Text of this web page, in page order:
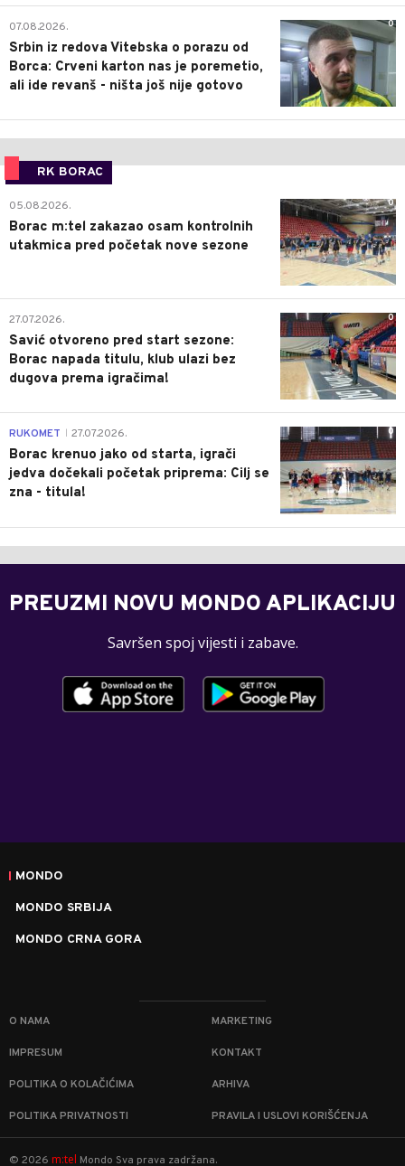
0
07.08.2026.
Srbin iz redova Vitebska o porazu od
Borca: Crveni karton nas je poremetio,
ali ide revanš - ništa još nije gotovo
RK BORAC
0
05.08.2026.
Borac m:tel zakazao osam kontrolnih
utakmica pred početak nove sezone
0
27.07.2026.
Savić otvoreno pred start sezone:
Borac napada titulu, klub ulazi bez
dugova prema igračima!
0
RUKOMET 27.07.2026.
Borac krenuo jako od starta, igrači
jedva dočekali početak priprema: Cilj se
zna - titula!
PREUZMI NOVU MONDO APLIKACIJU
Savršen spoj vijesti i zabave.
MONDO
MONDO SRBIJA
MONDO CRNA GORA
O NAMA MARKETING
IMPRESUM KONTAKT
POLITIKA O KOLAČIĆIMA ARHIVA
POLITIKA PRIVATNOSTI PRAVILA I USLOVI KORIŠĆENJA
© 2026 m:tel Mondo Sva prava zadržana.